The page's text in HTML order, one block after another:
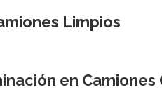
Limpios
en Camiones